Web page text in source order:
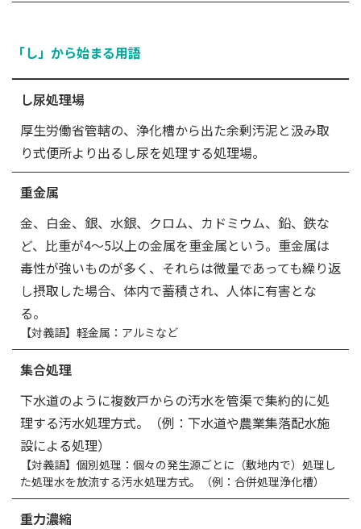
「し」から始まる用語
し尿処理場
厚生労働省管轄の、浄化槽から出た余剰汚泥と汲み取
り式便所より出るし尿を処理する処理場。
重金属
金、白金、銀、水銀、クロム、カドミウム、鉛、鉄な
ど、比重が4～5以上の金属を重金属という。重金属は
毒性が強いものが多く、それらは微量であっても繰り返
し摂取した場合、体内で蓄積され、人体に有害とな
る。
【対義語】軽金属：アルミなど
集合処理
下水道のように複数戸からの汚水を管渠で集約的に処
理する汚水処理方式。（例：下水道や農業集落配水施
設による処理）
【対義語】個別処理：個々の発生源ごとに（敷地内で）処理し
た処理水を放流する汚水処理方式。（例：合併処理浄化槽）
重力濃縮